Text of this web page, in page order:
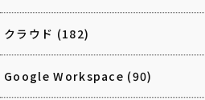
クラウド (182)
Google Workspace (90)